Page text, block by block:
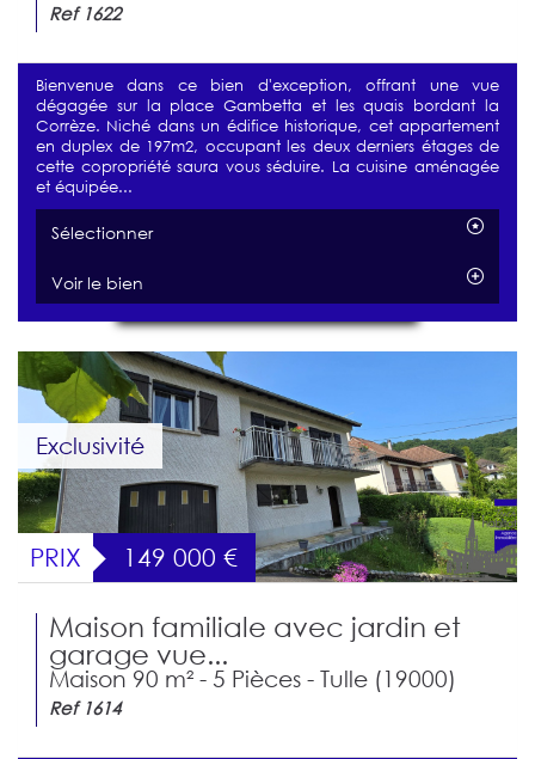
Ref 1622
Bienvenue dans ce bien d'exception, offrant une vue
dégagée sur la place Gambetta et les quais bordant la
Corrèze. Niché dans un édifice historique, cet appartement
en duplex de 197m2, occupant les deux derniers étages de
cette copropriété saura vous séduire. La cuisine aménagée
et équipée...
Sélectionner
Voir le bien
Exclusivité
PRIX 149 000 €
Maison familiale avec jardin et
garage vue...
Maison 90 m² - 5 Pièces - Tulle (19000)
Ref 1614